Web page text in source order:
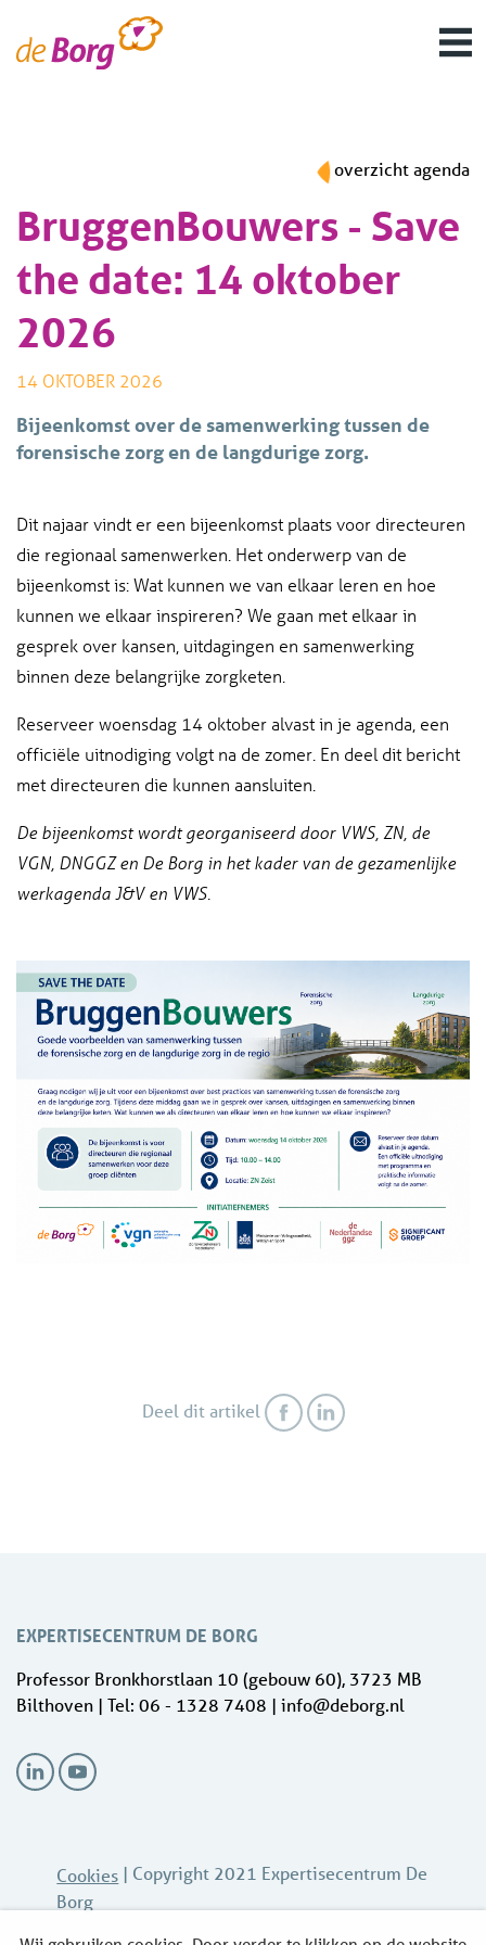
overzicht agenda
BruggenBouwers - Save
the date: 14 oktober
2026
14 OKTOBER 2026
Bijeenkomst over de samenwerking tussen de
forensische zorg en de langdurige zorg.
Dit najaar vindt er een bijeenkomst plaats voor directeuren
die regionaal samenwerken. Het onderwerp van de
bijeenkomst is: Wat kunnen we van elkaar leren en hoe
kunnen we elkaar inspireren? We gaan met elkaar in
gesprek over kansen, uitdagingen en samenwerking
binnen deze belangrijke zorgketen.
Reserveer woensdag 14 oktober alvast in je agenda, een
officiële uitnodiging volgt na de zomer. En deel dit bericht
met directeuren die kunnen aansluiten.
De bijeenkomst wordt georganiseerd door VWS, ZN, de
VGN, DNGGZ en De Borg in het kader van de gezamenlijke
werkagenda J&V en VWS.
Deel dit artikel
EXPERTISECENTRUM DE BORG
Professor Bronkhorstlaan 10 (gebouw 60), 3723 MB
Bilthoven | Tel: 06 - 1328 7408 | info@deborg.nl
Cookies | Copyright 2021 Expertisecentrum De
Borg